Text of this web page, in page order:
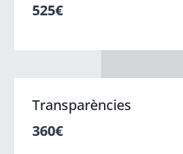
525€
Transparències
360€